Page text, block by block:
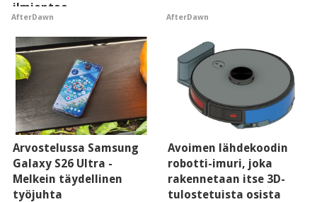
ilmiantaa
tekoälytauhkan
AfterDawn AfterDawn
Arvostelussa Samsung
Galaxy S26 Ultra -
Melkein täydellinen
työjuhta
Avoimen lähdekoodin
robotti-imuri, joka
rakennetaan itse 3D-
tulostetuista osista